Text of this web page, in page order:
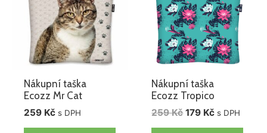
Nákupní taška
Ecozz Mr Cat
259 Kč s DPH
Nákupní taška
Ecozz Tropico
259Kč 179 Kč s DPH